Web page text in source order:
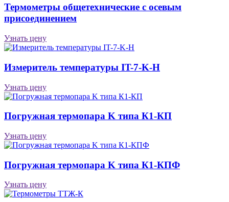
Термометры общетехнические с осевым
присоединением
Узнать цену
Измеритель температуры IT-7-K-H
Узнать цену
Погружная термопара K типа К1-КП
Узнать цену
Погружная термопара K типа К1-КПФ
Узнать цену